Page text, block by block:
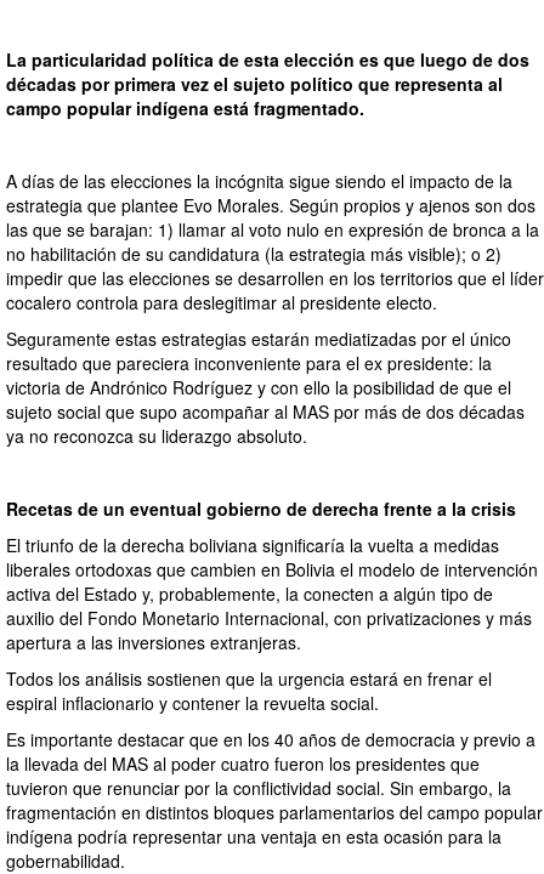
La particularidad política de esta elección es que luego de dos
décadas por primera vez el sujeto político que representa al
campo popular indígena está fragmentado.
A días de las elecciones la incógnita sigue siendo el impacto de la
estrategia que plantee Evo Morales. Según propios y ajenos son dos
las que se barajan: 1) llamar al voto nulo en expresión de bronca a la
no habilitación de su candidatura (la estrategia más visible); o 2)
impedir que las elecciones se desarrollen en los territorios que el líder
cocalero controla para deslegitimar al presidente electo.
Seguramente estas estrategias estarán mediatizadas por el único
resultado que pareciera inconveniente para el ex presidente: la
victoria de Andrónico Rodríguez y con ello la posibilidad de que el
sujeto social que supo acompañar al MAS por más de dos décadas
ya no reconozca su liderazgo absoluto.
Recetas de un eventual gobierno de derecha frente a la crisis
El triunfo de la derecha boliviana significaría la vuelta a medidas
liberales ortodoxas que cambien en Bolivia el modelo de intervención
activa del Estado y, probablemente, la conecten a algún tipo de
auxilio del Fondo Monetario Internacional, con privatizaciones y más
apertura a las inversiones extranjeras.
Todos los análisis sostienen que la urgencia estará en frenar el
espiral inflacionario y contener la revuelta social.
Es importante destacar que en los 40 años de democracia y previo a
la llevada del MAS al poder cuatro fueron los presidentes que
tuvieron que renunciar por la conflictividad social. Sin embargo, la
fragmentación en distintos bloques parlamentarios del campo popular
indígena podría representar una ventaja en esta ocasión para la
gobernabilidad.